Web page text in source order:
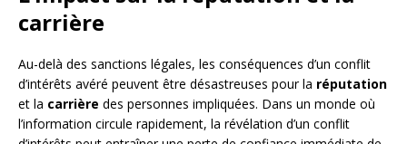
carrière
Au-delà des sanctions légales, les conséquences d’un conflit
d’intérêts avéré peuvent être désastreuses pour la réputation
et la carrière des personnes impliquées. Dans un monde où
l’information circule rapidement, la révélation d’un conflit